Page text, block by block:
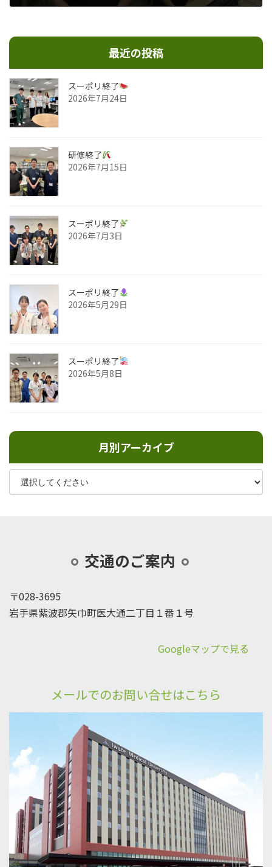
最近の投稿
スーポリ終了
2026年7月24日
研修終了
2026年7月15日
スーポリ終了
2026年7月3日
スーポリ終了
2026年5月29日
スーポリ終了
2026年5月8日
月別アーカイブ
交通のご案内
〒028-3695
岩手県紫波郡矢巾町医大通二丁目１番１号
Googleマップで見る
メールでのお問い合せはこちら